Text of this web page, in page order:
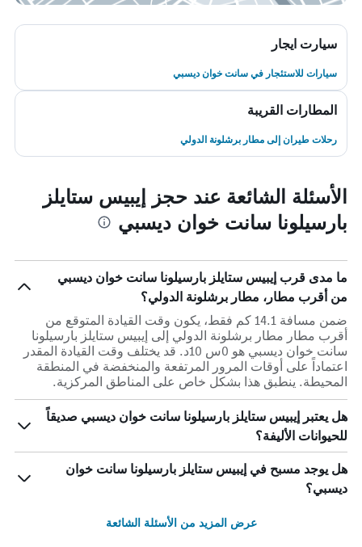
سيارت ايجار
سيارات للاستئجار في سانت خوان ديسبي
المطارات القريبة
رحلات طيران إلى مطار برشلونة الدولي
الأسئلة الشائعة عند حجز إيبيس ستايلز
بارسيلونا سانت خوان ديسبي
ما مدى قرب إيبيس ستايلز بارسيلونا سانت خوان ديسبي
من أقرب مطار، مطار برشلونة الدولي؟
ضمن مسافة 14.1 كم فقط، يكون وقت القيادة المتوقع من
أقرب مطار مطار برشلونة الدولي إلى إيبيس ستايلز بارسيلونا
سانت خوان ديسبي هو 0س 10د. قد يختلف وقت القيادة المقدر
اعتماداً على أوقات المرور المرتفعة والمنخفضة في المنطقة
المحيطة. ينطبق هذا بشكل خاص على المناطق المركزية.
هل يعتبر إيبيس ستايلز بارسيلونا سانت خوان ديسبي صديقاً
للحيوانات الأليفة؟
هل يوجد مسبح في إيبيس ستايلز بارسيلونا سانت خوان
ديسبي؟
عرض المزيد من الأسئلة الشائعة